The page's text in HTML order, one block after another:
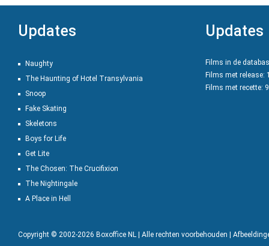
Updates
Naughty
The Haunting of Hotel Transylvania
Snoop
Fake Skating
Skeletons
Boys for Life
Get Lite
The Chosen: The Crucifixion
The Nightingale
A Place in Hell
Updates
Films in de
Films met release:
Films met recette:
Copyright © 2002-2026 Boxoffice NL | Alle rechten voorbehouden |